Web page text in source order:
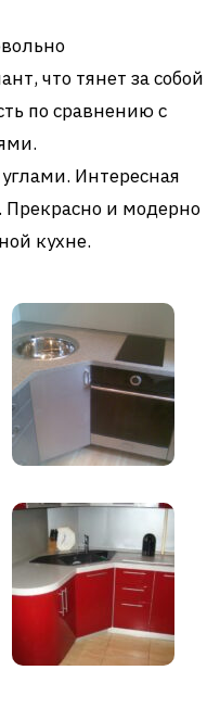
что тянет за собой
по сравнению с
Интересная
Прекрасно и модерно
кухне.